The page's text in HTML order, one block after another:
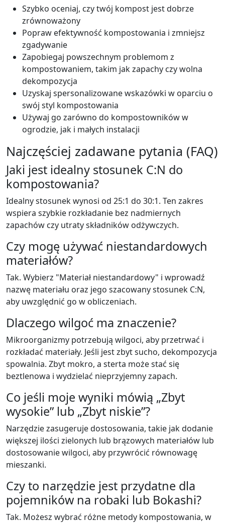
Szybko oceniaj, czy twój kompost jest dobrze
zrównoważony
Popraw efektywność kompostowania i zmniejsz
zgadywanie
Zapobiegaj powszechnym problemom z
kompostowaniem, takim jak zapachy czy wolna
dekompozycja
Uzyskaj spersonalizowane wskazówki w oparciu o
swój styl kompostowania
Używaj go zarówno do kompostowników w
ogrodzie, jak i małych instalacji
Najczęściej zadawane pytania (FAQ)
Jaki jest idealny stosunek C:N do
kompostowania?
Idealny stosunek wynosi od 25:1 do 30:1. Ten zakres
wspiera szybkie rozkładanie bez nadmiernych
zapachów czy utraty składników odżywczych.
Czy mogę używać niestandardowych
materiałów?
Tak. Wybierz "Materiał niestandardowy" i wprowadź
nazwę materiału oraz jego szacowany stosunek C:N,
aby uwzględnić go w obliczeniach.
Dlaczego wilgoć ma znaczenie?
Mikroorganizmy potrzebują wilgoci, aby przetrwać i
rozkładać materiały. Jeśli jest zbyt sucho, dekompozycja
spowalnia. Zbyt mokro, a sterta może stać się
beztlenowa i wydzielać nieprzyjemny zapach.
Co jeśli moje wyniki mówią „Zbyt
wysokie” lub „Zbyt niskie”?
Narzędzie zasugeruje dostosowania, takie jak dodanie
większej ilości zielonych lub brązowych materiałów lub
dostosowanie wilgoci, aby przywrócić równowagę
mieszanki.
Czy to narzędzie jest przydatne dla
pojemników na robaki lub Bokashi?
Tak. Możesz wybrać różne metody kompostowania, w